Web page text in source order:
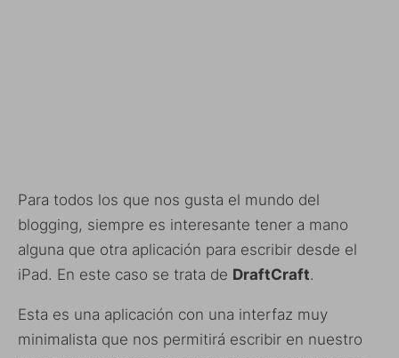
Para todos los que nos gusta el mundo del
blogging, siempre es interesante tener a mano
alguna que otra aplicación para escribir desde el
iPad. En este caso se trata de DraftCraft.
Esta es una aplicación con una interfaz muy
minimalista que nos permitirá escribir en nuestro